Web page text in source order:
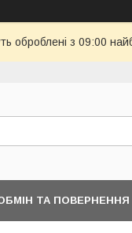
оброблені з 09:00
ТА ПОВЕРНЕННЯ